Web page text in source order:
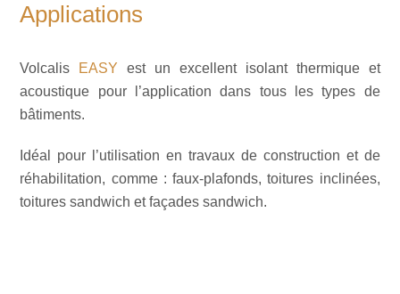
Applications
Volcalis EASY est un excellent isolant thermique et
acoustique pour l’application dans tous les types de
bâtiments.
Idéal pour l’utilisation en travaux de construction et de
réhabilitation, comme : faux-plafonds, toitures inclinées,
toitures sandwich et façades sandwich.